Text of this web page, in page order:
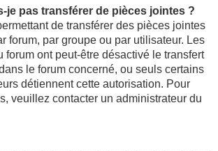
je pas transférer de pièces jointes ?
de transférer des pièces jointes
forum, par groupe ou par utilisateur. Les
forum ont peut-être désactivé le transfert
le forum concerné, ou seuls certains
détiennent cette autorisation. Pour
veuillez contacter un administrateur du